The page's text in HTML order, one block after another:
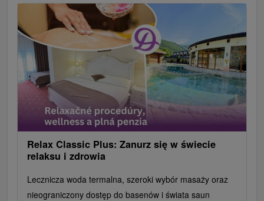
Relax Classic Plus: Zanurz się w świecie
relaksu i zdrowia
Lecznicza woda termalna, szeroki wybór masaży oraz
nieograniczony dostęp do basenów i świata saun